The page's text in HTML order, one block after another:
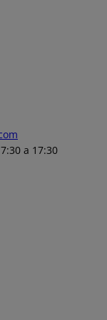
a 17:30